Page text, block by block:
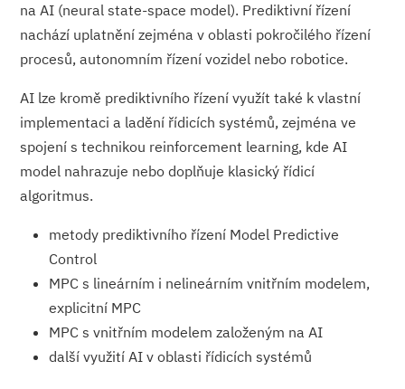
na AI (neural state-space model). Prediktivní řízení
nachází uplatnění zejména v oblasti pokročilého řízení
procesů, autonomním řízení vozidel nebo robotice.
AI lze kromě prediktivního řízení využít také k vlastní
implementaci a ladění řídicích systémů, zejména ve
spojení s technikou reinforcement learning, kde AI
model nahrazuje nebo doplňuje klasický řídicí
algoritmus.
metody prediktivního řízení Model Predictive
Control
MPC s lineárním i nelineárním vnitřním modelem,
explicitní MPC
MPC s vnitřním modelem založeným na AI
další využití AI v oblasti řídicích systémů